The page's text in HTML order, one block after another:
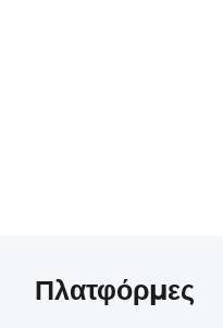
Πλατφόρμες